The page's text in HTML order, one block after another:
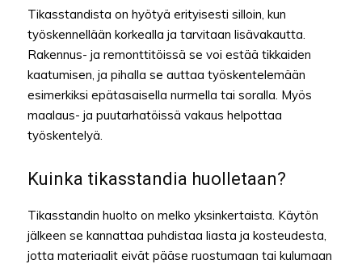
Tikasstandista on hyötyä erityisesti silloin, kun
työskennellään korkealla ja tarvitaan lisävakautta.
Rakennus- ja remonttitöissä se voi estää tikkaiden
kaatumisen, ja pihalla se auttaa työskentelemään
esimerkiksi epätasaisella nurmella tai soralla. Myös
maalaus- ja puutarhatöissä vakaus helpottaa
työskentelyä.
Kuinka tikasstandia huolletaan?
Tikasstandin huolto on melko yksinkertaista. Käytön
jälkeen se kannattaa puhdistaa liasta ja kosteudesta,
jotta materiaalit eivät pääse ruostumaan tai kulumaan